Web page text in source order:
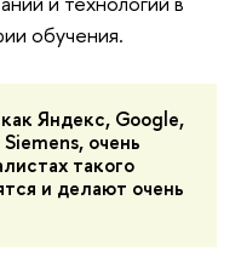
обучения.
Яндекс, Google,
очень
такого
и делают очень